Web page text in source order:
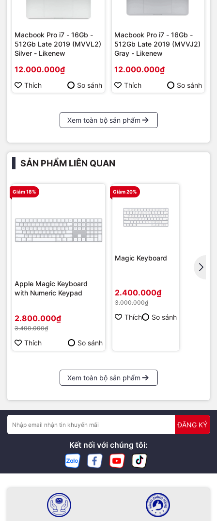
Macbook Pro i7 - 16Gb -
512Gb Late 2019 (MVVL2)
Silver - Likenew
12.000.000₫
Thích So sánh
Macbook Pro i7 - 16Gb -
512Gb Late 2019 (MVVJ2)
Gray - Likenew
12.000.000₫
Thích So sánh
Xem toàn bộ sản phẩm
SẢN PHẨM LIÊN QUAN
Giảm 18%
Apple Magic Keyboard
with Numeric Keypad
2.800.000₫
3.400.000₫
Thích So sánh
Giảm 20%
Magic Keyboard
2.400.000₫
3.000.000₫
Thích So sánh
Xem toàn bộ sản phẩm
ĐĂNG KÝ
Kết nối với chúng tôi: